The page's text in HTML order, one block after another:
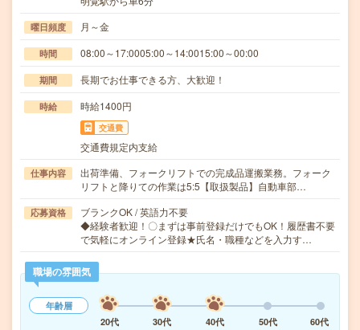
曜日頻度 月～金
時間 08:00～17:0005:00～14:0015:00～00:00
期間 長期でお仕事できる方、大歓迎！
時給 時給1400円
交通費
交通費規定内支給
仕事内容
出荷準備、フォークリフトでの完成品運搬業務。フォーク
リフトと降りての作業は5:5【取扱製品】自動車部…
応募資格
ブランクOK / 英語力不要
◆経験者歓迎！〇まずは事前登録だけでもOK！履歴書不要
で気軽にオンライン登録★氏名・職種などを入力す…
職場の雰囲気
年齢層
20代
30代 40代 50代 60代